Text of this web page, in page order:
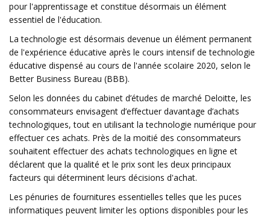
pour l'apprentissage et constitue désormais un élément
essentiel de l'éducation.
La technologie est désormais devenue un élément permanent
de l'expérience éducative après le cours intensif de technologie
éducative dispensé au cours de l'année scolaire 2020, selon le
Better Business Bureau (BBB).
Selon les données du cabinet d’études de marché Deloitte, les
consommateurs envisagent d’effectuer davantage d’achats
technologiques, tout en utilisant la technologie numérique pour
effectuer ces achats. Près de la moitié des consommateurs
souhaitent effectuer des achats technologiques en ligne et
déclarent que la qualité et le prix sont les deux principaux
facteurs qui déterminent leurs décisions d'achat.
Les pénuries de fournitures essentielles telles que les puces
informatiques peuvent limiter les options disponibles pour les